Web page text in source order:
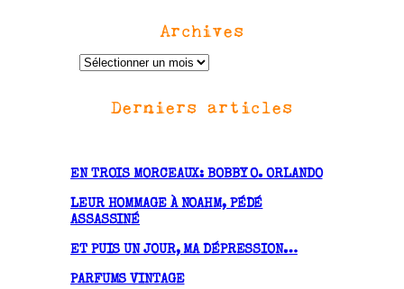
Archives
A
v
s
Derniers articles
EN TROIS MORCEAUX: BOBBY O. ORLANDO
LEUR HOMMAGE À NOAHM, PÉDÉ
ASSASSINÉ
ET PUIS UN JOUR, MA DÉPRESSION…
PARFUMS VINTAGE